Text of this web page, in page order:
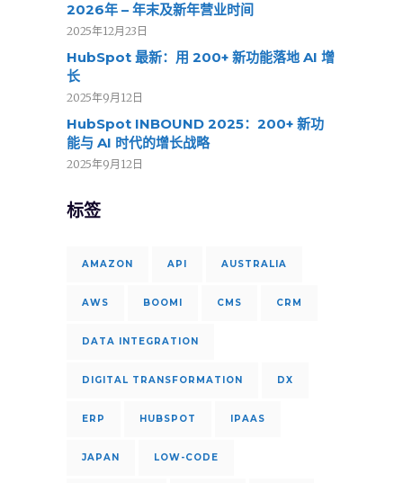
2026年 – 年末及新年营业时间
2025年12月23日
HubSpot 最新：用 200+ 新功能落地 AI 增
长
2025年9月12日
HubSpot INBOUND 2025：200+ 新功
能与 AI 时代的增长战略
2025年9月12日
标签
AMAZON API AUSTRALIA
AWS BOOMI CMS CRM
DATA INTEGRATION
DIGITAL TRANSFORMATION DX
ERP HUBSPOT IPAAS
JAPAN LOW-CODE